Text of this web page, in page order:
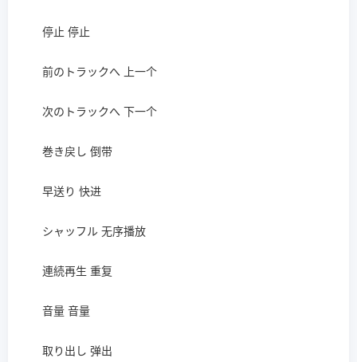
停止 停止
前のトラックへ 上一个
次のトラックへ 下一个
巻き戻し 倒带
早送り 快进
シャッフル 无序播放
連続再生 重复
音量 音量
取り出し 弹出